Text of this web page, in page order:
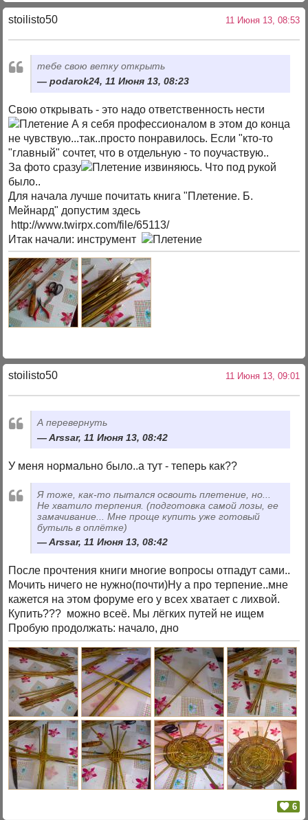
stoilisto50 11 Июня 13, 08:53
тебе свою ветку открыть
podarok24, 11 Июня 13, 08:23
Свою открывать - это надо ответственность нести
А я себя профессионалом в этом до конца
не чувствую...так..просто понравилось. Если "кто-то
"главный" сочтет, что в отдельную - то поучаствую..
За фото сразу
извиняюсь. Что под рукой
было..
Для начала лучше почитать книга "Плетение. Б.
Мейнард" допустим здесь
http://www.twirpx.com/file/65113/
Итак начали: инструмент
stoilisto50 11 Июня 13, 09:01
А перевернуть
Arssar, 11 Июня 13, 08:42
У меня нормально было..а тут - теперь как??
Я тоже, как-то пытался освоить плетение, но...
Не хватило терпения. (подготовка самой лозы, ее
замачивание... Мне проще купить уже готовый
бутыль в оплётке)
Arssar, 11 Июня 13, 08:42
После прочтения книги многие вопросы отпадут сами..
Мочить ничего не нужно(почти)Ну а про терпение..мне
кажется на этом форуме его у всех хватает с лихвой.
Купить??? можно всеё. Мы лёгких путей не ищем
Пробую продолжать: начало, дно
6